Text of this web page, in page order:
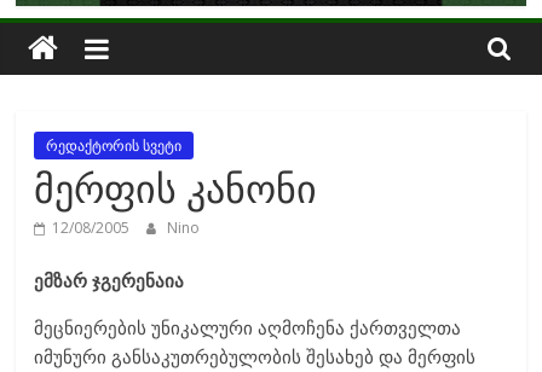
ეკონომიკა
რედაქტორის სვეტი
მერფის კანონი
12/08/2005 Nino
ემზარ ჯგერენაია
მეცნიერების უნიკალური აღმოჩენა ქართველთა
იმუნური განსაკუთრებულობის შესახებ და მერფის